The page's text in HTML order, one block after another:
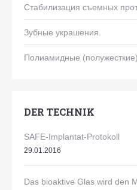
Стабилизация съемных
Зубные украшения.
Полиамидные
DER TECHNIK
SAFE-Implantat-Protokoll
29.01.2016
Das bioaktive Glas wird den